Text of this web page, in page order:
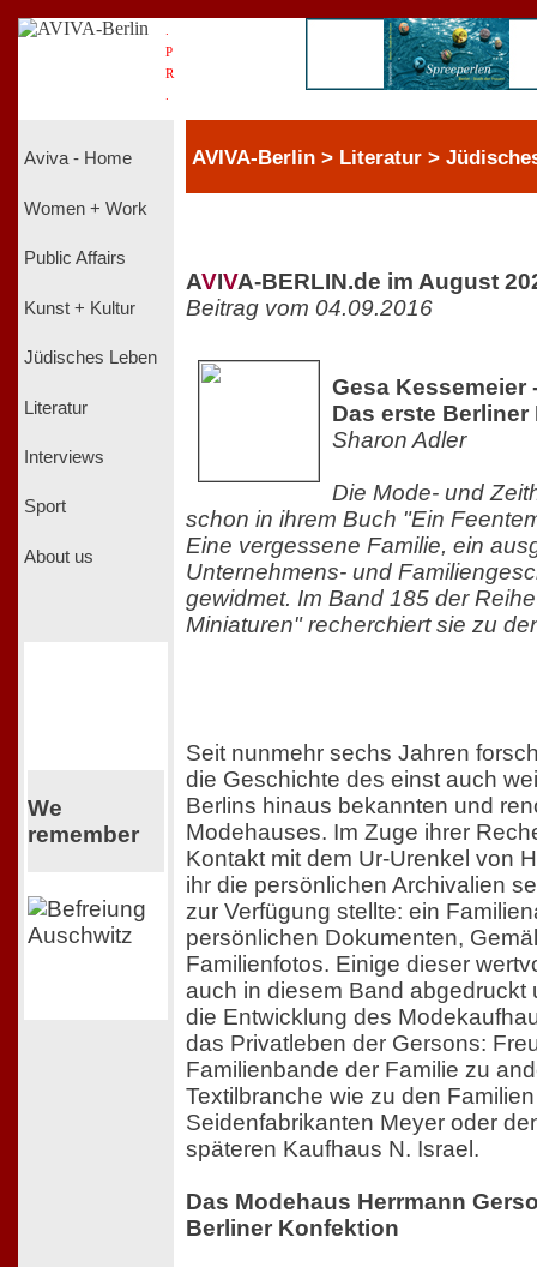
P
R
Aviva - Home
Women + Work
Public Affairs
Kunst + Kultur
Jüdisches Leben
Literatur
Interviews
Sport
About us
We
remember
AVIVA-Berlin > Literatur >
AVIVA-BERLIN.de im August
Beitrag vom 04.09.2016
Gesa Kessemeier
Das erste
Sharon Adler
Die Mode- und
schon in ihrem Buch "Ein
Eine vergessene Familie, ein
Unternehmens- und
gewidmet. Im Band 185 der
Miniaturen" recherchiert sie zu
Seit nunmehr sechs Jahren
die Geschichte des einst auch
Berlins hinaus bekannten und
Modehauses. Im Zuge ihrer
Kontakt mit dem Ur-Urenkel von
ihr die persönlichen Archivalien
zur Verfügung stellte: ein
persönlichen Dokumenten,
Familienfotos. Einige dieser
auch in diesem Band abgedruckt
die Entwicklung des
das Privatleben der Gersons:
Familienbande der Familie zu
Textilbranche wie zu den
Seidenfabrikanten Meyer oder
späteren Kaufhaus N. Israel.
Das Modehaus Herrmann
Berliner Konfektion